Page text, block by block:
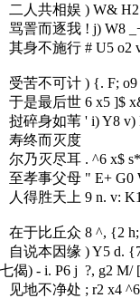
人共相娱 ) W&
詈而逐我 ! j) W8
身不施行 # U5 o2
苦不可计 ) {. F; o9
是最后世 6 x5 ]$
碎身如苇 ' i) Y8 v)
终而灭度
乃灭尽耳 . ^6 x$
孝事父母 " E+ G0
得胜天上 9 n. v:
于比丘众 8 ^, {2
说本因缘 ) Y5 d.
偈) - i. P6 j ?, g2 M/ [
地不净处 ; r2 x4